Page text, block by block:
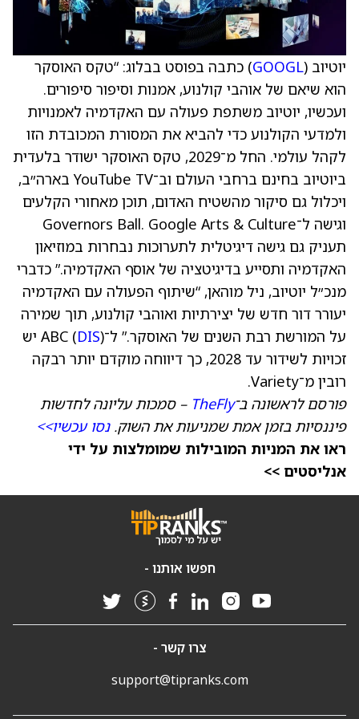
יוטיוב (GOOGL) כתבה בפוסט בבלוג: “טקס האוסקר
הוא שיאם של אוהבי קולנוע, אמנות וסיפור סיפורים.
ועכשיו, יוטיוב משתפת פעולה עם האקדמיה לאמנויות
ולמדעי הקולנוע כדי להביא את המסורת המכובדת הזו
לקהל עולמי. החל מ־2029, טקס האוסקר ישודר בלעדית
ביוטיוב בחינם ברחבי העולם וב־YouTube TV בארה״ב,
ויכלול גם סיקור מהשטיח האדום, תוכן מאחורי הקלעים
וגישה ל־Governors Ball. Google Arts & Culture
תעניק גם גישה דיגיטלית לתערוכות נבחרות במוזיאון
האקדמיה ותסייע בדיגיטציה של אוסף האקדמיה.” כדברי
מנכ״ל יוטיוב, ניל מוהאן, “שיתוף הפעולה עם האקדמיה
יעורר דור חדש של יצירתיות ואוהבי קולנוע, תוך שמירה
על המורשת רבת השנים של האוסקר.” ל־ABC ( DIS
) יש
זכויות לשידור עד 2028, כך דיווחה מוקדם יותר רבקה
רובין מ־Variety.
פורסם לראשונה ב־TheFly – סמכות עליונה לחדשות
פיננסיות בזמן אמת שמניעות את השוק.נסו עכשיו>>
ראו את המניות המובילות שמומלצות על ידי
אנליסטים >>
חפשו אותנו -
צרו קשר -
support@tipranks.com